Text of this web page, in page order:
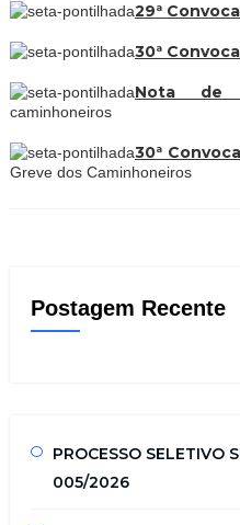
29ª
30ª
Nota de
caminhoneiros
30ª
Greve dos Caminhoneiros
Postagem Recente
PROCESSO SELETIVO
005/2026